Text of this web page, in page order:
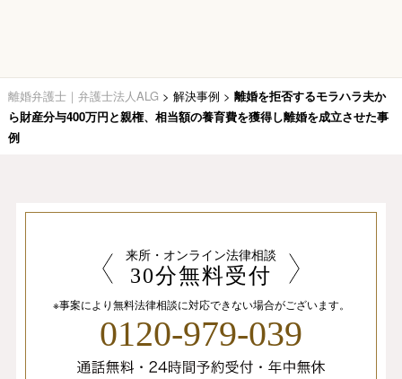
離婚弁護士｜弁護士法人ALG > 解決事例 > 離婚を拒否するモラハラ夫か
ら財産分与400万円と親権、相当額の養育費を獲得し離婚を成立させた事
例
来所・オンライン法律相談
30分無料受付
※事案により無料法律相談に対応できない場合がございます。
0120-979-039